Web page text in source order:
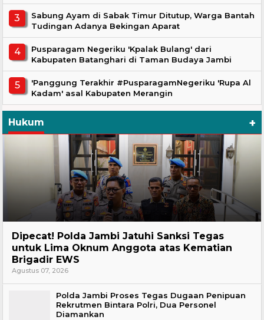
Sabung Ayam di Sabak Timur Ditutup, Warga Bantah
Tudingan Adanya Bekingan Aparat
Pusparagam Negeriku 'Kpalak Bulang' dari
Kabupaten Batanghari di Taman Budaya Jambi
'Panggung Terakhir #PusparagamNegeriku 'Rupa Al
Kadam' asal Kabupaten Merangin
Hukum +
Dipecat! Polda Jambi Jatuhi Sanksi Tegas
untuk Lima Oknum Anggota atas Kematian
Brigadir EWS
Agustus 07, 2026
Polda Jambi Proses Tegas Dugaan Penipuan
Rekrutmen Bintara Polri, Dua Personel
Diamankan